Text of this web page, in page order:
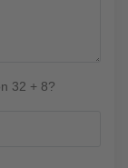
32 + 8?